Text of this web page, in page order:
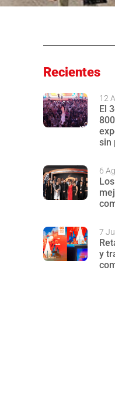
Recientes
El
sin
12
6
y
7